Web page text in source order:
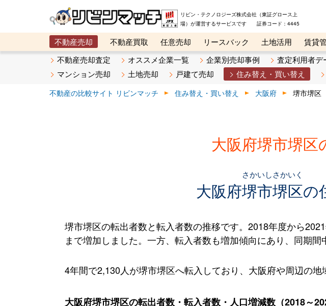
リビン・テクノロジーズ株式会社（東証グロース上
場）が運営するサービスです 証券コード：4445
不動産売却 不動産買取 任意売却 リースバック 土地活用 賃貸
メタ住宅展示場
ベスト不動産カンパニー オンライン講座 リビンマガジ
不動産売却査定 オススメ企業一覧 企業別売却事例 査定利用者デ
マンション売却
土地売却 戸建て売却 住み替え・買い替え
不動産の比較サイト リビンマッチ 住み替え・買い替え 大阪府 堺市堺区
大阪府堺市堺区
大阪府堺市堺区
さかいしさかいく
の
堺市堺区の転出者数と転入者数の推移です。2018年度から
まで増加しました。一方、転入者数も増加傾向にあり、同期
4年間で2,130人が堺市堺区へ転入しており、大阪府や周辺の
大阪府堺市堺区の転出者数・転入者数・人口増減数（2018～